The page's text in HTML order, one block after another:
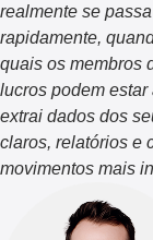
realmente se
rapidamente,
quais os membros
lucros podem
extrai dados dos
claros, relatórios e
movimentos mais